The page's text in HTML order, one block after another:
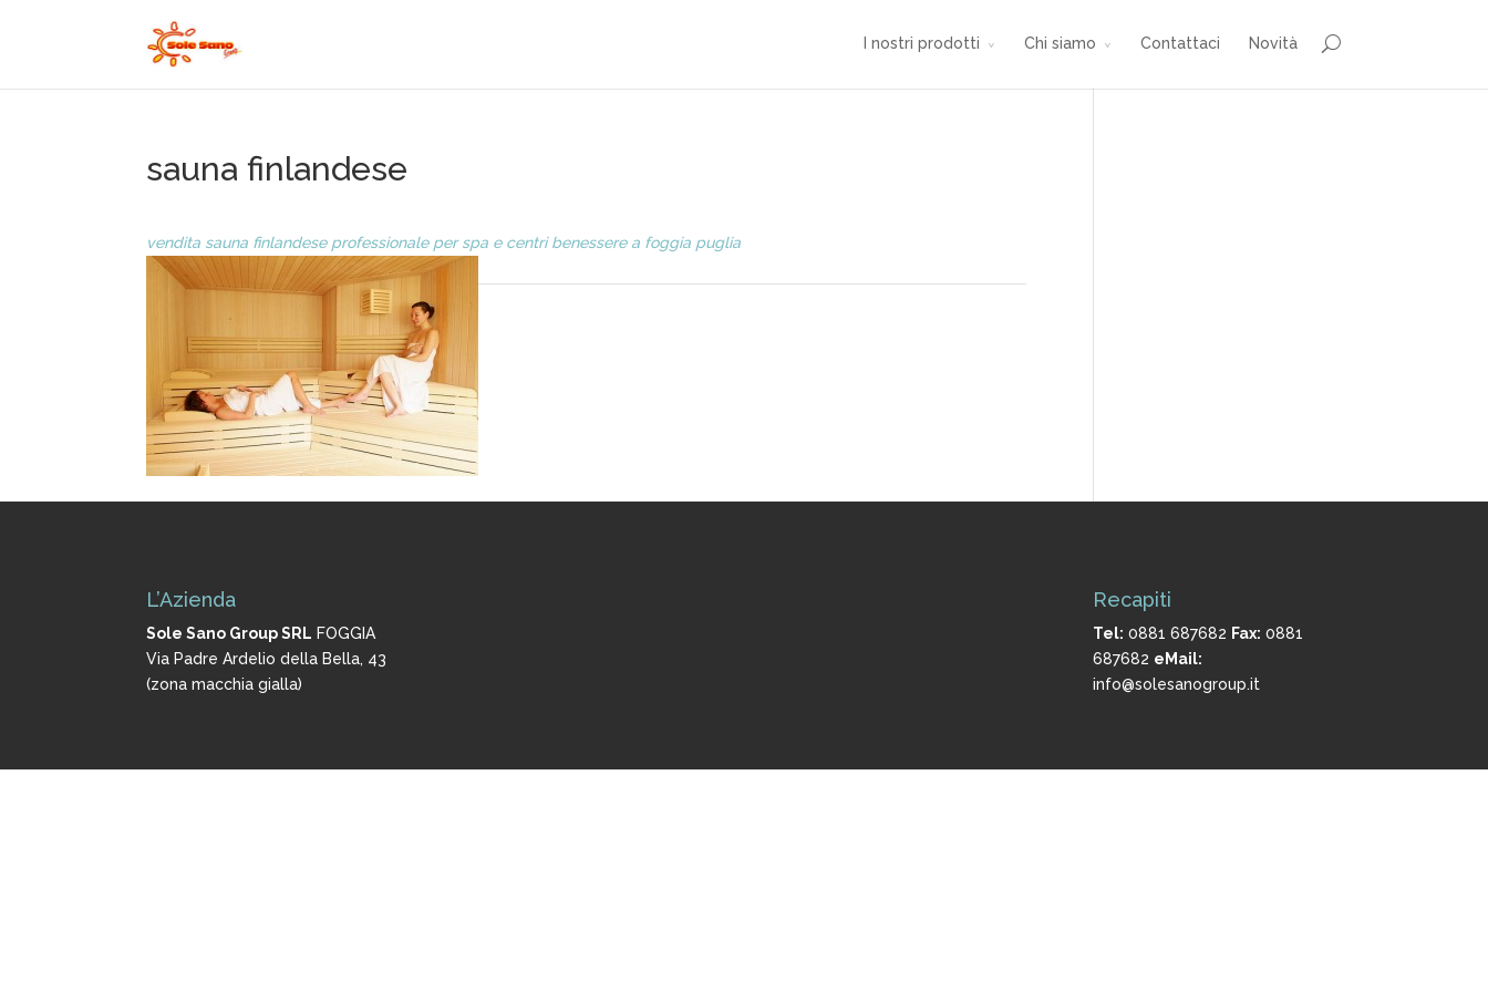
I nostri prodotti Chi siamo Contattaci Novità
sauna finlandese
vendita sauna finlandese professionale per spa e centri benessere a foggia puglia
L’Azienda
Sole Sano Group SRL FOGGIA
Via Padre Ardelio della Bella, 43
(zona macchia gialla)
Recapiti
Tel: 0881 687682 Fax: 0881
687682 eMail:
info@solesanogroup.it